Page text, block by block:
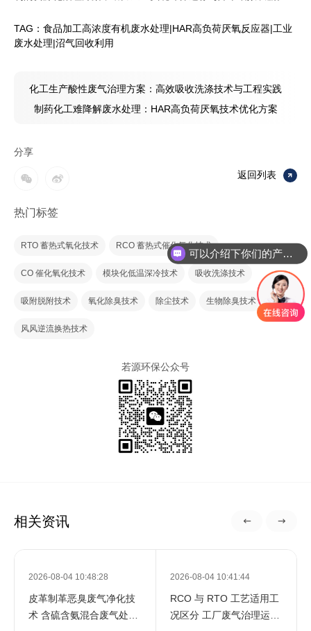
分享
返回列表
热门标签
RTO 蓄热式氧化技术 RCO 蓄热式催化氧化技术
CO 催化氧化技术 模块化低温深冷技术 吸收洗涤技术
吸附脱附技术 氧化除臭技术 除尘技术 生物除臭技术
风风逆流换热技术
若源环保公众号
TAG： 食品加工高浓度有机废水处理|HAR高负荷厌氧反应器|工业
废水处理|沼气回收利用
化工生产酸性废气治理方案：高效吸收洗涤技术与工程实践
制药化工难降解废水处理：HAR高负荷厌氧技术优化方案
相关资讯
2026-08-04 10:48:28
皮革制革恶臭废气净化技
术 含硫含氨混合废气处理
2026-08-04 10:41:44
RCO 与 RTO 工艺适用工
况区分 工厂废气治理运维
可以介绍下你们的产品么